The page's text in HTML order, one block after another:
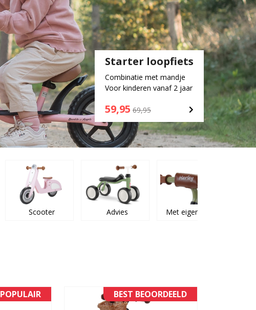
Starter loopfiets
Combinatie met mandje
Voor kinderen vanaf 2 jaar
59,95 69,95
Scooter Advies Met eigen naam
POPULAIR BEST BEOORDEELD